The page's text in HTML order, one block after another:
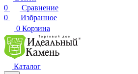
0
Сравнение
0
Избранное
0 Корзина
Каталог